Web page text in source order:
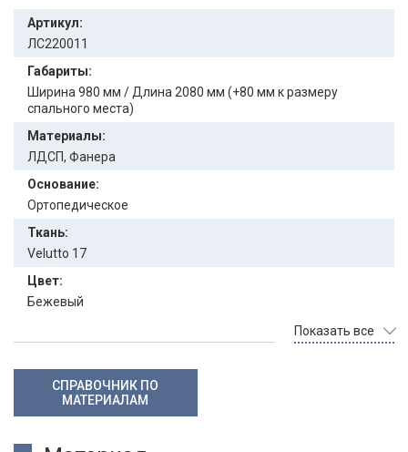
Артикул:
ЛС220011
Габариты:
Ширина 980 мм / Длина 2080 мм (+80 мм к размеру
спального места)
Материалы:
ЛДСП, Фанера
Основание:
Ортопедическое
Ткань:
Velutto 17
Цвет:
Бежевый
Показать все
СПРАВОЧНИК ПО
МАТЕРИАЛАМ